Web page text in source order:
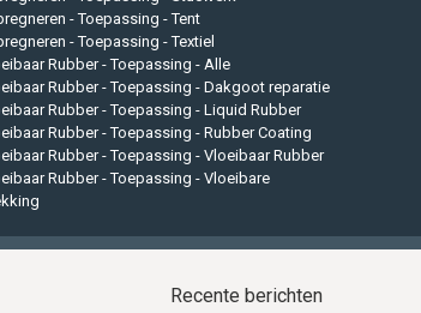
- Toepassing - Tent
- Toepassing - Textiel
Rubber - Toepassing - Alle
Rubber - Toepassing - Dakgoot reparatie
Rubber - Toepassing - Liquid Rubber
Rubber - Toepassing - Rubber Coating
Rubber - Toepassing - Vloeibaar Rubber
Rubber - Toepassing - Vloeibare
Recente berichten